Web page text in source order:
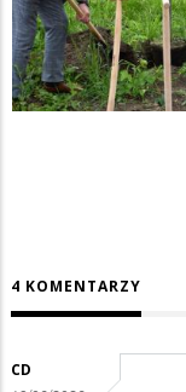
4 KOMENTARZY
CD